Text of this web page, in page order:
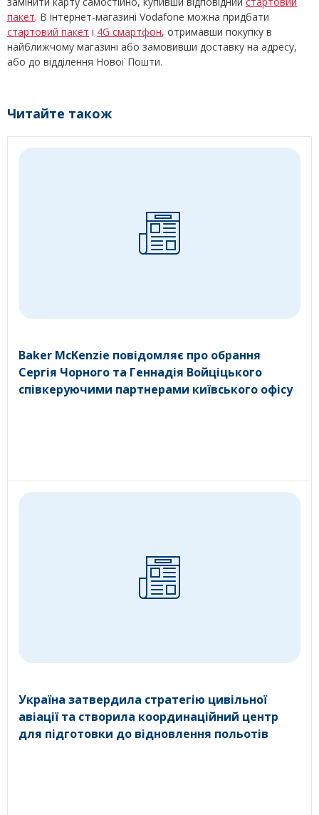
пакет. В інтернет-магазині Vodafone можна придбати
стартовий пакет і 4G смартфон, отримавши покупку в
найближчому магазині або замовивши доставку на адресу,
або до відділення Нової Пошти.
Читайте також
Baker McKenzie повідомляє про обрання
Сергія Чорного та Геннадія Войціцького
співкеруючими партнерами київського офісу
Україна затвердила стратегію цивільної
авіації та створила координаційний центр
для підготовки до відновлення польотів